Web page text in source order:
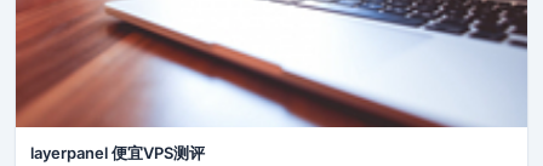
layerpanel 便宜VPS测评